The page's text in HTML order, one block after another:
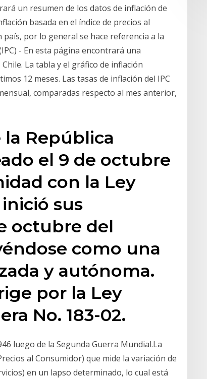
un resumen de los datos de inflación de
basada en el índice de precios al
país, por lo general se hace referencia a la
- En esta página encontrará una
La tabla y el gráfico de inflación
12 meses. Las tasas de inflación del IPC
comparadas respecto al mes anterior,
la República
el 9 de octubre
con la Ley
inició sus
octubre del
como una
y autónoma.
por la Ley
No. 183-02.
luego de la Segunda Guerra Mundial.La
al Consumidor) que mide la variación de
en un lapso determinado, lo cual está